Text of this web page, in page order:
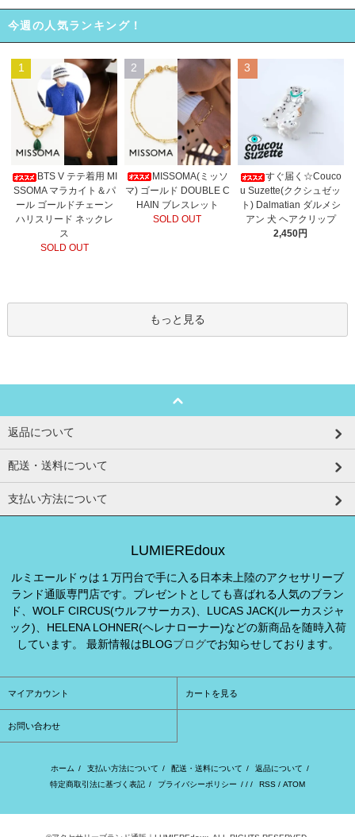
今週の人気ランキング！
1
BTS V テテ着用 MI
SSOMA マラカイト＆パ
ール ゴールドチェーン
ハリスリード ネックレ
ス
SOLD OUT
2
MISSOMA(ミッソ
マ) ゴールド DOUBLE C
HAIN ブレスレット
SOLD OUT
3
すぐ届く☆Couco
u Suzette(ククシュゼッ
ト) Dalmatian ダルメシ
アン 犬 ヘアクリップ
2,450円
もっと見る
返品について
配送・送料について
支払い方法について
LUMIEREdoux
ルミエールドゥは１万円台で手に入る日本未上陸のアクセサリーブ
ランド通販専門店です。プレゼントとしても喜ばれる人気のブラン
ド、WOLF CIRCUS(ウルフサーカス)、LUCAS JACK(ルーカスジャ
ック)、HELENA LOHNER(ヘレナローナー)などの新商品を随時入荷
しています。 最新情報はBLOGブログでお知らせしております。
マイアカウント カートを見る
お問い合わせ
ホーム / 支払い方法について / 配送・送料について / 返品について /
特定商取引法に基づく表記 / プライバシーポリシー / / / RSS / ATOM